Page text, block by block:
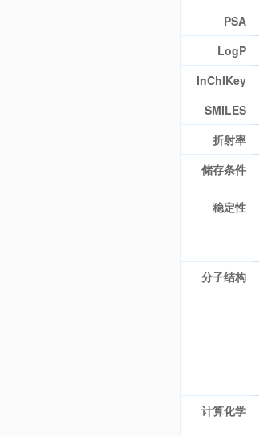
PSA
LogP
InChIKey
SMILES
折射率
储存条件
稳定性
分子结构
计算化学